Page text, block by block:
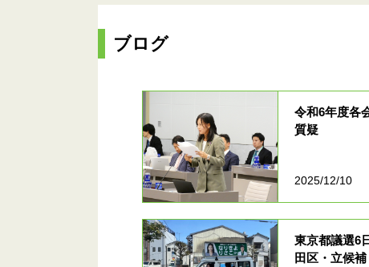
ブログ
令和6年度各
質疑
2025/12/10
東京都議選6
田区・立候